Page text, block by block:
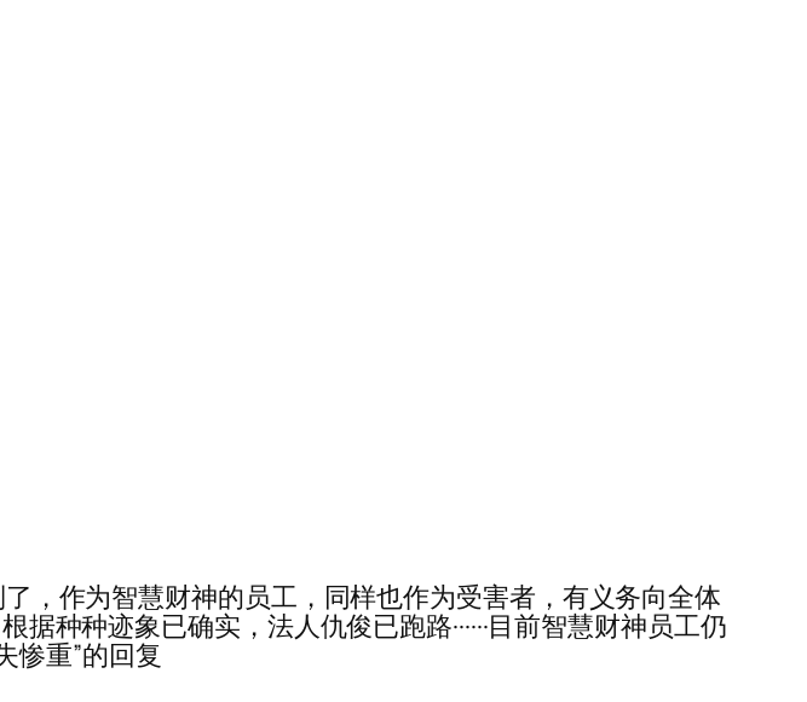
了，作为智慧财神的员工，同样也作为受害者，有义务向全体
据种种迹象已确实，法人仇俊已跑路······目前智慧财神员工仍
惨重”的回复